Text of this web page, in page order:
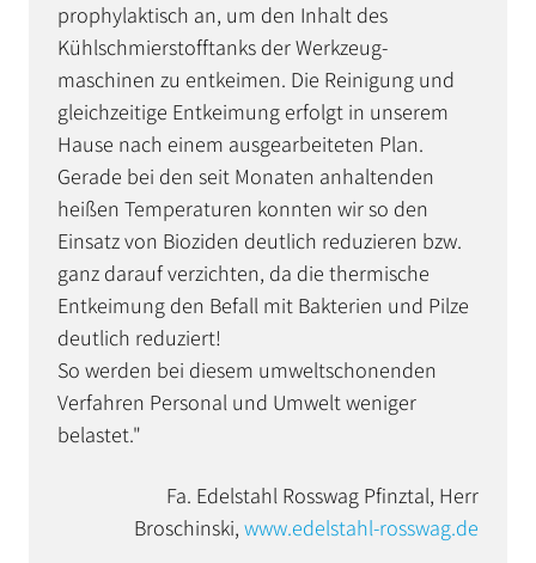
prophylaktisch an, um den Inhalt des
Kühlschmierstofftanks der Werk­zeug­
maschinen zu entkeimen. Die Reinigung und
gleichzeitige Entkeimung erfolgt in unserem
Hause nach einem ausgearbeiteten Plan.
Gerade bei den seit Monaten anhaltenden
heißen Temperaturen konnten wir so den
Einsatz von Bioziden deutlich reduzieren bzw.
ganz darauf verzichten, da die thermische
Entkeimung den Befall mit Bakterien und Pilze
deutlich reduziert!
So werden bei diesem umweltschonenden
Verfahren Personal und Umwelt weniger
belastet."
Fa. Edelstahl Rosswag Pfinztal, Herr
Broschinski, www.edelstahl-rosswag.de